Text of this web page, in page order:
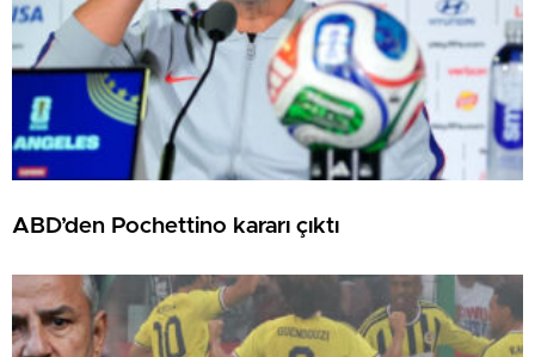
ABD’den Pochettino kararı çıktı